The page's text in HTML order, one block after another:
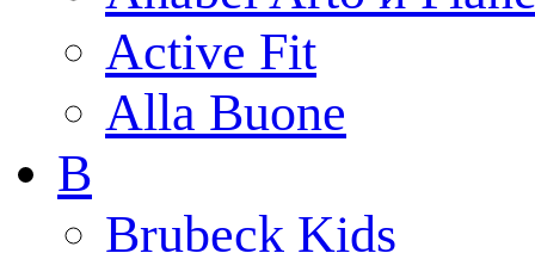
Active Fit
Alla Buone
B
Brubeck Kids